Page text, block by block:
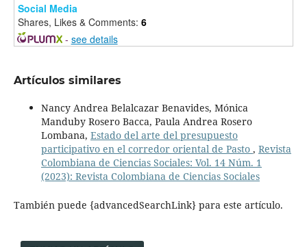
Social Media
Shares, Likes & Comments: 6
- see details
Artículos similares
Nancy Andrea Belalcazar Benavides, Mónica
Manduby Rosero Bacca, Paula Andrea Rosero
Lombana, Estado del arte del presupuesto
participativo en el corredor oriental de Pasto , Revista
Colombiana de Ciencias Sociales: Vol. 14 Núm. 1
(2023): Revista Colombiana de Ciencias Sociales
También puede {advancedSearchLink} para este artículo.